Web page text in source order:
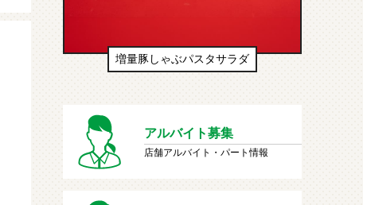
生ドーナツ（わたあめ味風）
アルバイト募集
店舗アルバイト・パート情報